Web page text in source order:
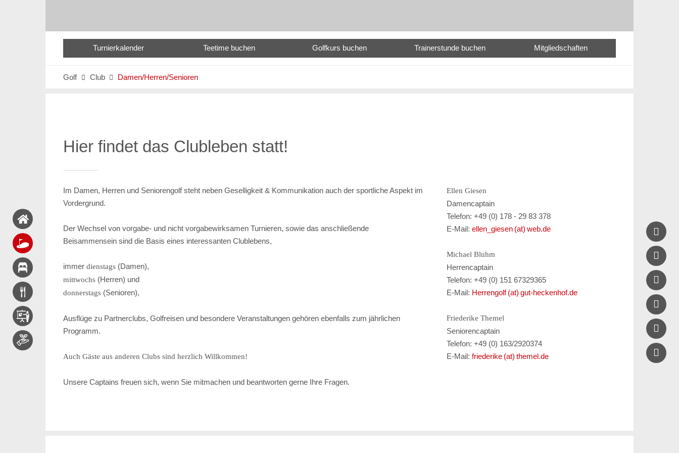
Turnierkalender Teetime buchen Golfkurs buchen Trainerstunde buchen Mitgliedschaften
Golf  Club  Damen/Herren/Senioren
Hier findet das Clubleben statt!
Im Damen, Herren und Seniorengolf steht neben Geselligkeit & Kommunikation auch der sportliche Aspekt im
Vordergrund.
Der Wechsel von vorgabe- und nicht vorgabewirksamen Turnieren, sowie das anschließende
Beisammensein sind die Basis eines interessanten Clublebens,
immer dienstags (Damen),
mittwochs (Herren) und
donnerstags (Senioren),
Ausflüge zu Partnerclubs, Golfreisen und besondere Veranstaltungen gehören ebenfalls zum jährlichen
Programm.
Auch Gäste aus anderen Clubs sind herzlich Willkommen!
Unsere Captains freuen sich, wenn Sie mitmachen und beantworten gerne Ihre Fragen.
Ellen Giesen
Damencaptain
Telefon: +49 (0) 178 - 29 83 378
E-Mail: ellen_giesen (at) web.de
Michael Bluhm
Herrencaptain
Telefon: +49 (0) 151 67329365
E-Mail: Herrengolf (at) gut-heckenhof.de
Friederike Themel
Seniorencaptain
Telefon: +49 (0) 163/2920374
E-Mail: friederike (at) themel.de




